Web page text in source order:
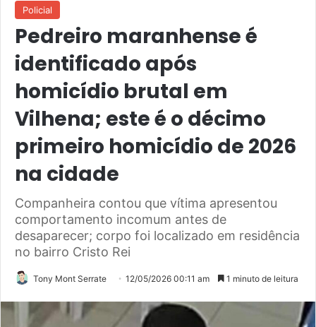
Policial
Pedreiro maranhense é
identificado após
homicídio brutal em
Vilhena; este é o décimo
primeiro homicídio de 2026
na cidade
Companheira contou que vítima apresentou
comportamento incomum antes de
desaparecer; corpo foi localizado em residência
no bairro Cristo Rei
Tony Mont Serrate 12/05/2026 00:11 am 1 minuto de leitura